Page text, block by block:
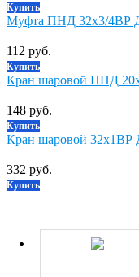
Купить
Муфта ПНД 32х3/4ВР
112 руб.
Купить
Кран шаровой ПНД
148 руб.
Купить
Кран шаровой 32х1ВР
332 руб.
Купить